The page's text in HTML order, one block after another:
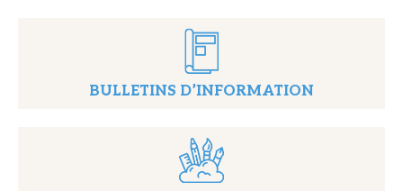
BULLETINS D’INFORMATION